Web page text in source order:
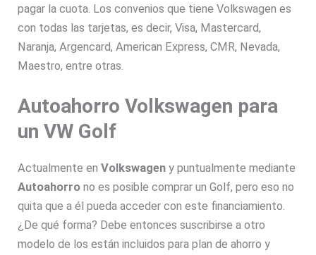
pagar la cuota. Los convenios que tiene Volkswagen es
con todas las tarjetas, es decir, Visa, Mastercard,
Naranja, Argencard, American Express, CMR, Nevada,
Maestro, entre otras.
Autoahorro Volkswagen para
un VW Golf
Actualmente enVolkswageny puntualmente mediante
Autoahorrono es posible comprar un Golf, pero eso no
quita que a él pueda acceder con este financiamiento.
¿De qué forma? Debe entonces suscribirse a otro
modelo de los están incluidos para plan de ahorro y